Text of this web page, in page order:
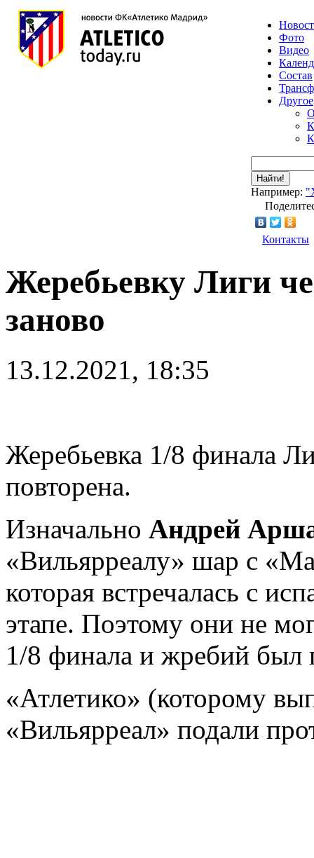
Фото
Видео
Состав
Другое
Найти!
Например:
Контакты
Жеребьевку Лиги
заново
13.12.2021, 18:35
Жеребьевка 1/8 финала
повторена.
Изначально Андрей
«Вильярреалу» шар с
которая встречалась с
этапе. Поэтому они не
1/8 финала и жребий был
«Атлетико» (которому
«Вильярреал» подали